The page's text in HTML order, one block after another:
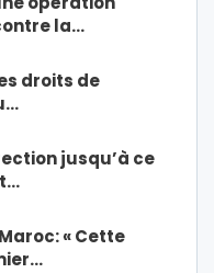
la…
droits de
jusqu’à ce
« Cette